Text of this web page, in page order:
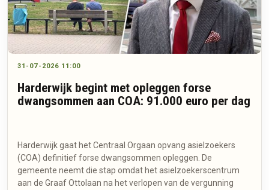
31-07-2026 11:00
Harderwijk begint met opleggen forse
dwangsommen aan COA: 91.000 euro per dag
Harderwijk gaat het Centraal Orgaan opvang asielzoekers
(COA) definitief forse dwangsommen opleggen. De
gemeente neemt die stap omdat het asielzoekerscentrum
aan de Graaf Ottolaan na het verlopen van de vergunning